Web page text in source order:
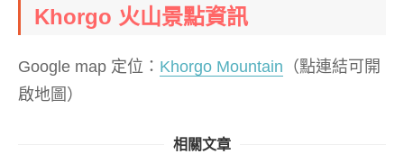
Khorgo 火山景點資訊
Google map 定位： Khorgo Mountain （點連結可開
啟地圖）
相關文章